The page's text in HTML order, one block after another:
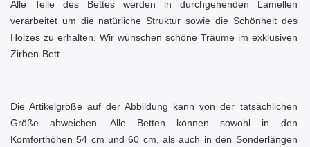
Alle Teile des Bettes werden in durchgehenden Lamellen
verarbeitet um die natürliche Struktur sowie die Schönheit des
Holzes zu erhalten. Wir wünschen schöne Träume im exklusiven
Zirben-Bett.
Die Artikelgröße auf der Abbildung kann von der tatsächlichen
Größe abweichen. Alle Betten können sowohl in den
Komforthöhen 54 cm und 60 cm, als auch in den Sonderlängen